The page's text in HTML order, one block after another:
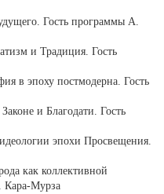
Гость программы А.
и Традиция. Гость
в эпоху постмодерна. Гость
и Благодати. Гость
эпохи Просвещения.
как коллективной
Кара-Мурза